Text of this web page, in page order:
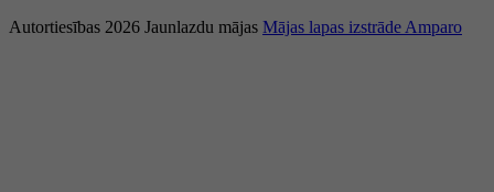
Autortiesības 2026 Jaunlazdu mājas Mājas lapas izstrāde Amparo